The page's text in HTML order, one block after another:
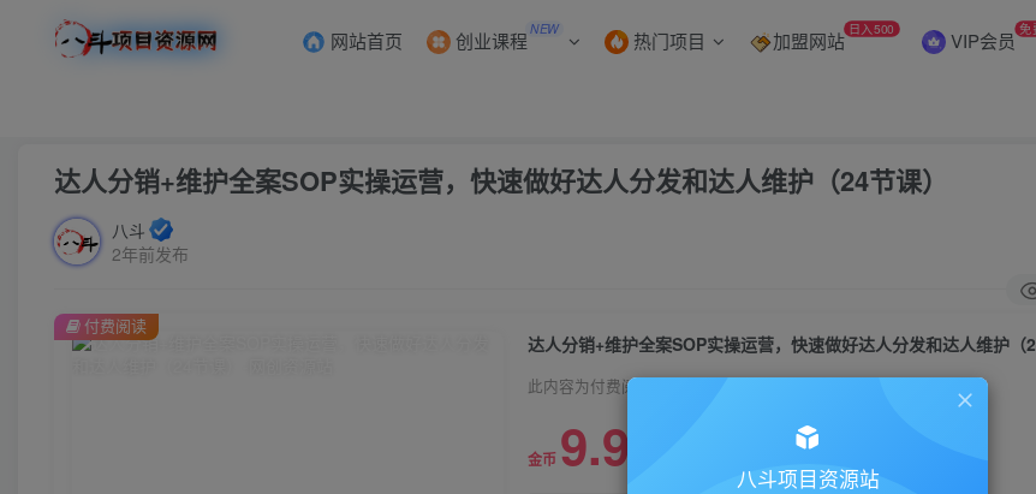
网站首页 创业课程 NEW 热门项目 加盟网站 日入500 VIP会员 免
达人分销+维护全案SOP实操运营，快速做好达人分发和达人维护（24节课）
八斗
2年前发布
达人分销+维护全案SOP实操运营，快速做好达人分发和达人维护（
此内容为付费阅读，请付费后查看
金币 9.9
付费阅读
八斗项目资源站